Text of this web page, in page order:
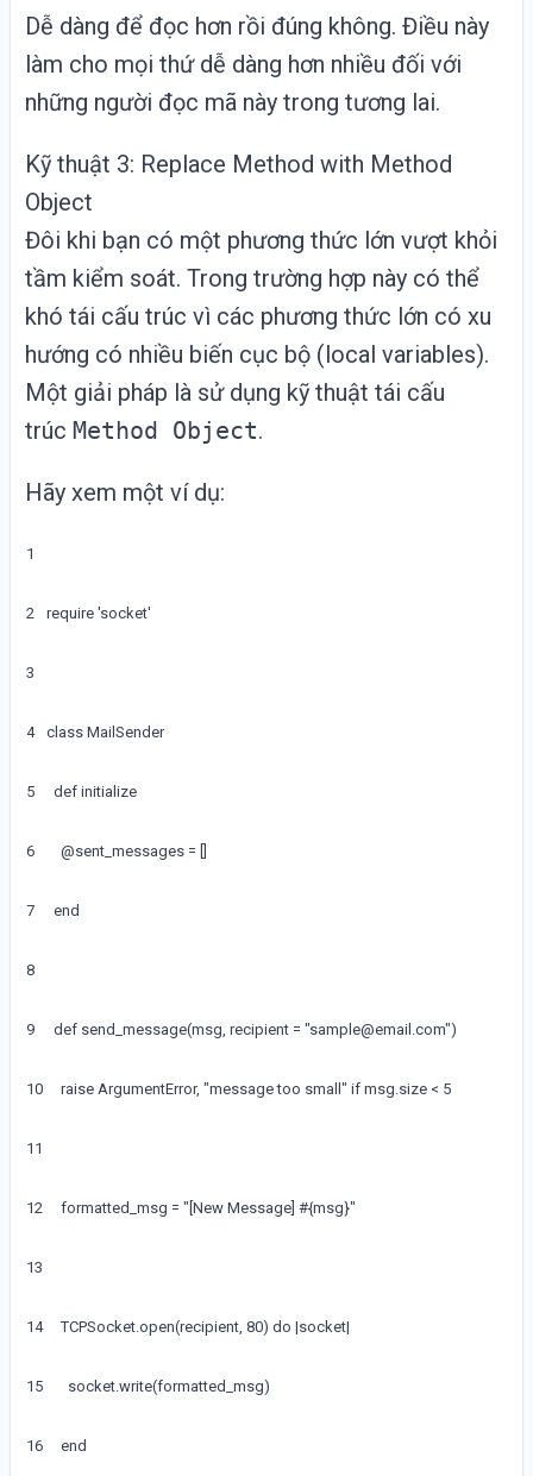
Dễ dàng để đọc hơn rồi đúng không. Điều này
làm cho mọi thứ dễ dàng hơn nhiều đối với
những người đọc mã này trong tương lai.
Kỹ thuật 3: Replace Method with Method
Object
Đôi khi bạn có một phương thức lớn vượt khỏi
tầm kiểm soát. Trong trường hợp này có thể
khó tái cấu trúc vì các phương thức lớn có xu
hướng có nhiều biến cục bộ (local variables).
Một giải pháp là sử dụng kỹ thuật tái cấu
trúc Method Object.
Hãy xem một ví dụ:
1
2
3
4
5
6
7
8
9
10
11
12
13
14
15
16
require 'socket'
class MailSender
def initialize
@sent_messages =
end
def send_message(msg, recipient = "sample@email.com")
raise ArgumentError, "message too small" if msg.size < 5
formatted_msg = "[New Message] #{msg}"
TCPSocket.open(recipient, 80) do |socket|
socket.write(formatted_msg)
end